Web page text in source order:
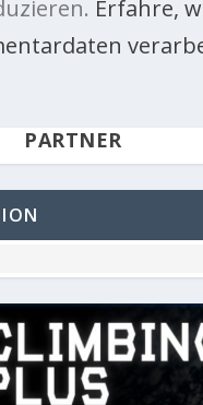
Erfahre,
PARTNER